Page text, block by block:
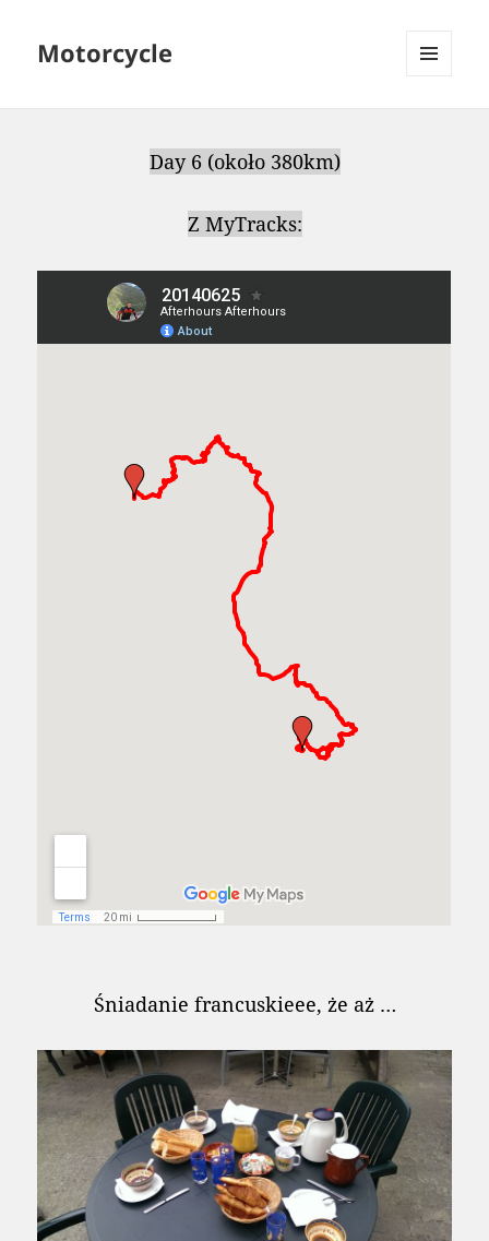
Motorcycle
Day 6 (około 380km)
Z MyTracks:
Śniadanie francuskieee, że aż …